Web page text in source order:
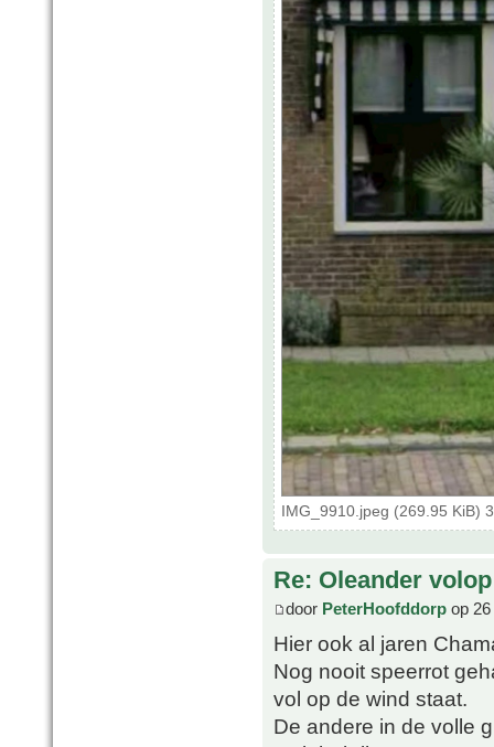
IMG_9910.jpeg (269.95 KiB)
Re: Oleander
door PeterHoofddorp op
Hier ook al jaren
Nog nooit speerrot
vol op de wind staat.
De andere in de volle